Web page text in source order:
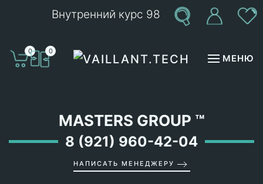
Внутренний курс 98
0 0
МЕНЮ
MASTERS GROUP ™
8 (921) 960-42-04
НАПИСАТЬ МЕНЕДЖЕРУ